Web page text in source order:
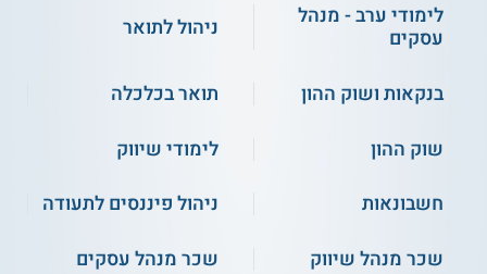
לימודי ערב - מנהל
עסקים
ניהול לתואר
בנקאות ושוק ההון
תואר בכלכלה
שוק ההון
לימודי שיווק
חשבונאות
ניהול פיננסים לתעודה
שכר מנהל שיווק
שכר מנהל עסקים